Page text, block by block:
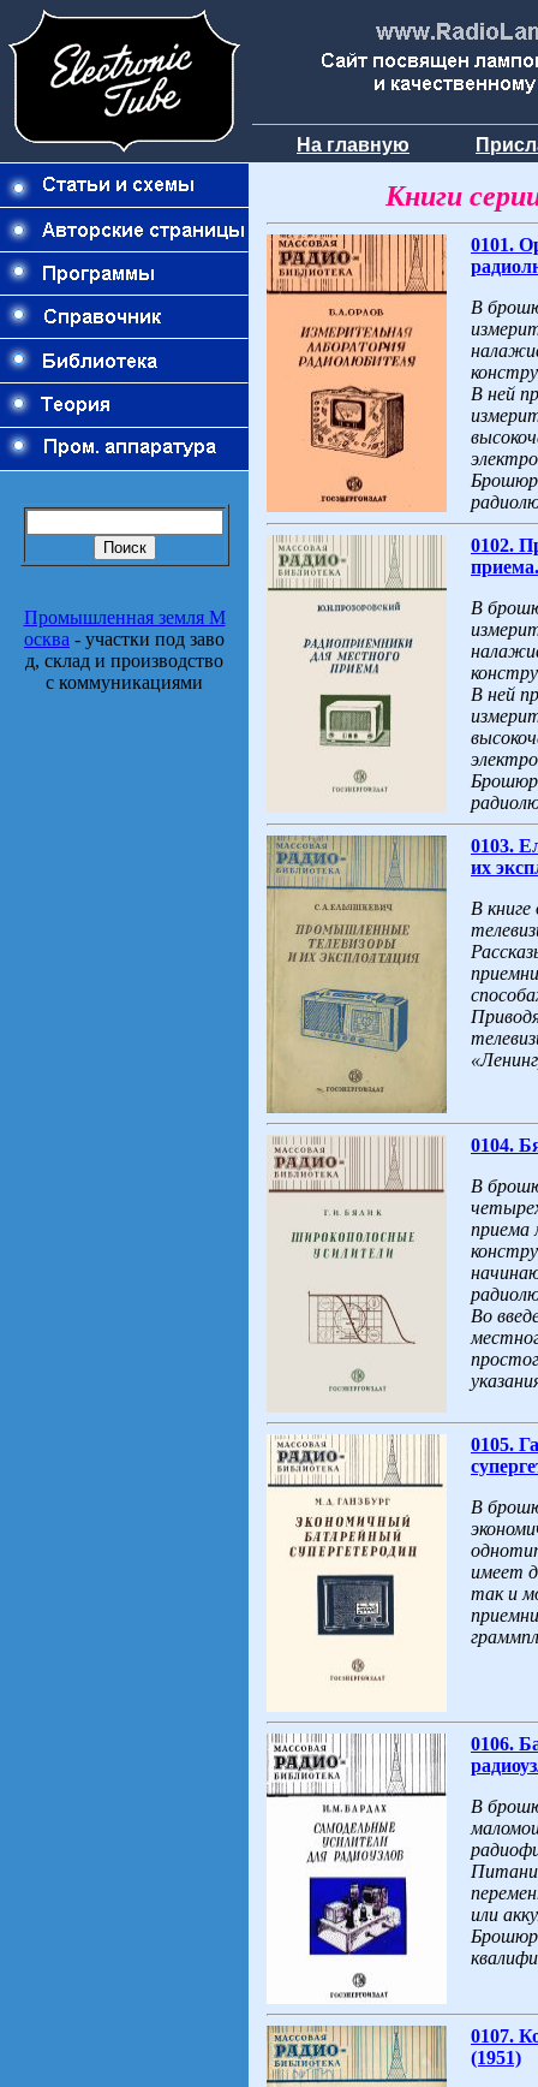
На главную
Промышленная земля М
осква - участки под заво
д, склад и производство
с коммуникациями
Книги
0101.
В
В ней
0102.
В
В ней
0103.
их
В
0104.
В
приема
Во
0105.
В
имеет
так и
0106.
В
или
0107.
(1951)